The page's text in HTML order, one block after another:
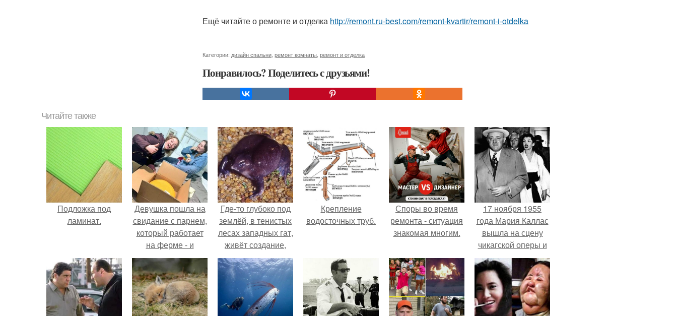
Ещё читайте о ремонте и отделка http://remont.ru-best.com/remont-kvartir/remont-i-otdelka
Категории: дизайн спальни ремонт комнаты ремонт и отделка
Понравилось? Поделитесь с друзьями!
Читайте также
Подложка под
ламинат.
Девушка пошла на
свидание с парнем,
который работает
на ферме - и
вернулась домой с
подарком, который
точно не влезет в
дамскую сумочку.
Где-то глубоко под
землёй, в тенистых
лесах западных гат,
живёт создание,
которое почти никто
не видит.
Крепление
водосточных труб.
Споры во время
ремонта - ситуация
знакомая многим.
17 ноября 1955
года Мария Каллас
вышла на сцену
чикагской оперы и
сорвала овации.